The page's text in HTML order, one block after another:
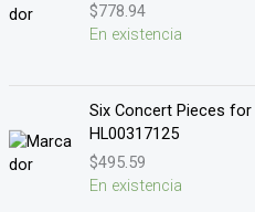
$778.94
En existencia
Six Concert Pieces
HL00317125
$495.59
En existencia